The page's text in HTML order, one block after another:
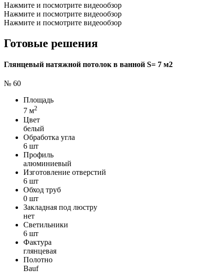
Нажмите и посмотрите видеообзор
Нажмите и посмотрите видеообзор
Нажмите и посмотрите видеообзор
Готовые решения
Глянцевый натяжной потолок в ванной S= 7 м2
№ 60
Площадь
7 м2
Цвет
белый
Обработка угла
6 шт
Профиль
алюминиевый
Изготовление отверстий
6 шт
Обход труб
0 шт
Закладная под люстру
нет
Светильники
6 шт
Фактура
глянцевая
Полотно
Bauf